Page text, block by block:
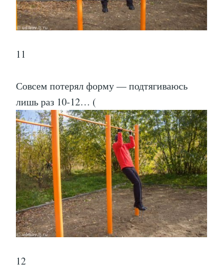
11
Совсем потерял форму — подтягиваюсь
лишь раз 10-12… (
12